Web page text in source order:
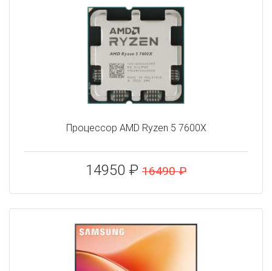
Процессор AMD Ryzen 5 7600X
14950 ₽ 16490 ₽